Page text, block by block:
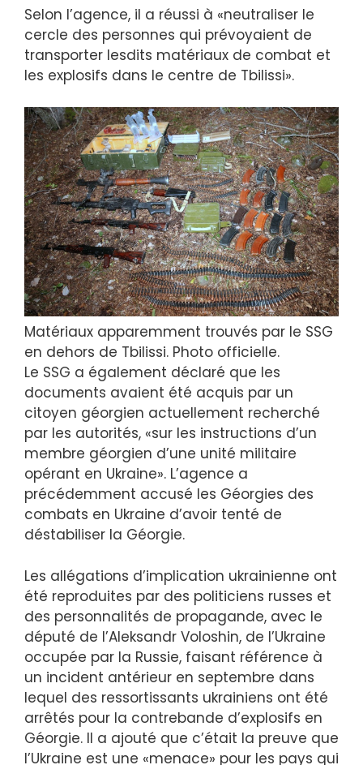
Selon l’agence, il a réussi à «neutraliser le
cercle des personnes qui prévoyaient de
transporter lesdits matériaux de combat et
les explosifs dans le centre de Tbilissi».
Matériaux apparemment trouvés par le SSG
en dehors de Tbilissi. Photo officielle.
Le SSG a également déclaré que les
documents avaient été acquis par un
citoyen géorgien actuellement recherché
par les autorités, «sur les instructions d’un
membre géorgien d’une unité militaire
opérant en Ukraine». L’agence a
précédemment accusé les Géorgies des
combats en Ukraine d’avoir tenté de
déstabiliser la Géorgie.
Les allégations d’implication ukrainienne ont
été reproduites par des politiciens russes et
des personnalités de propagande, avec le
député de l’Aleksandr Voloshin, de l’Ukraine
occupée par la Russie, faisant référence à
un incident antérieur en septembre dans
lequel des ressortissants ukrainiens ont été
arrêtés pour la contrebande d’explosifs en
Géorgie. Il a ajouté que c’était la preuve que
l’Ukraine est une «menace» pour les pays qui